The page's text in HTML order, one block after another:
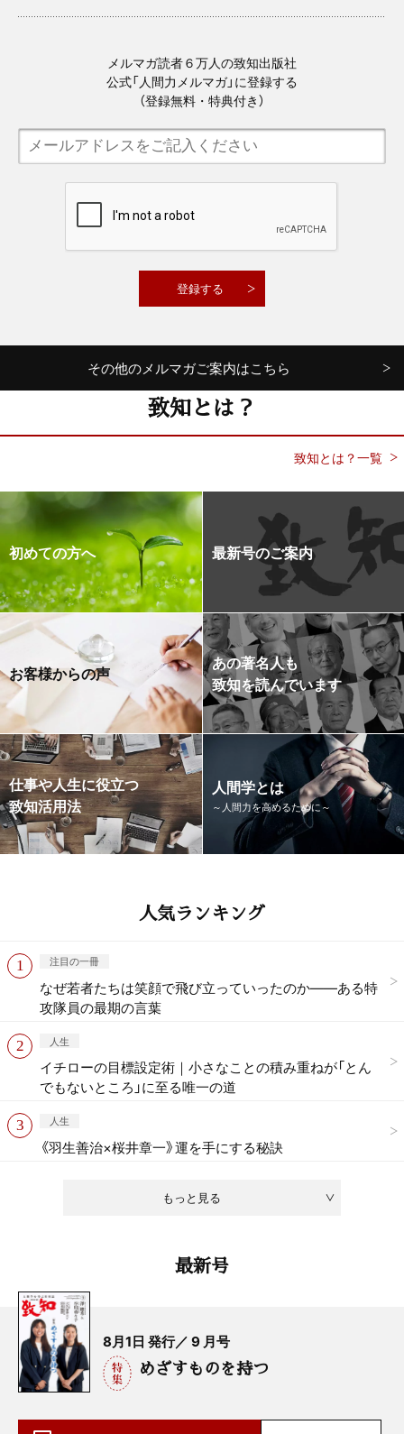
メルマガ読者６万人の致知出版社
公式「人間力メルマガ」に登録する
（登録無料・特典付き）
その他のメルマガご案内はこちら
致知とは？
致知とは？一覧
初めての方へ 最新号のご案内
お客様からの声
あの著名人も
致知を読んでいます
仕事や人生に役立つ
致知活用法
人間学とは
～人間力を高めるために～
人気ランキング
もっと見る
注目の一冊
なぜ若者たちは笑顔で飛び立っていったのか——ある特
攻隊員の最期の言葉
人生
イチローの目標設定術｜小さなことの積み重ねが「とん
でもないところ」に至る唯一の道
人生
《羽生善治×桜井章一》運を手にする秘訣
最新号
8月1日 発行／ 9 月号
めざすものを持つ